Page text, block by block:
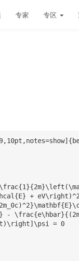
专家 专区
+
-
= 0